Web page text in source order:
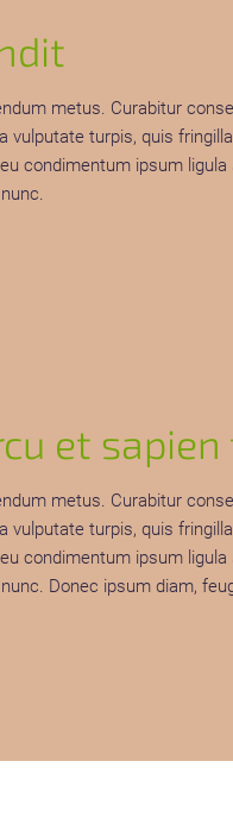
metus. Curabitur
vulputate turpis, quis
condimentum ipsum
et
metus. Curabitur
vulputate turpis, quis
condimentum ipsum
Donec ipsum diam,